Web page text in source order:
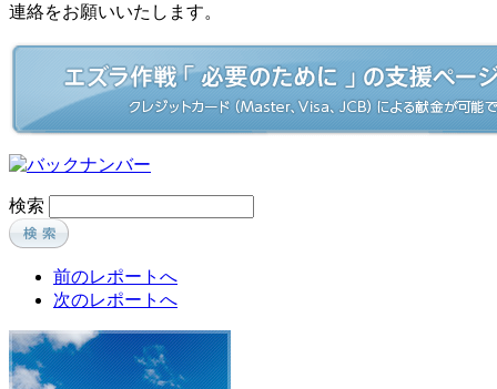
連絡をお願いいたします。
検索
前のレポートへ
次のレポートへ